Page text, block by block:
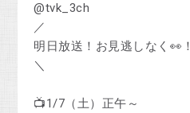
@tvk_3ch
／
明日放送！お見逃しなく👀！
＼
📺1/7（土）正午～